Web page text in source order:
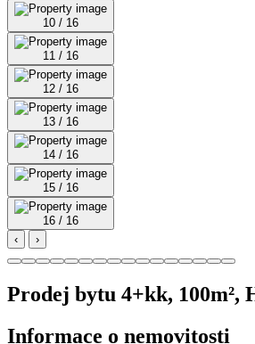
10 / 16
11 / 16
12 / 16
13 / 16
14 / 16
15 / 16
16 / 16
‹
›
Prodej bytu 4+kk, 100m²,
Informace o nemovitosti